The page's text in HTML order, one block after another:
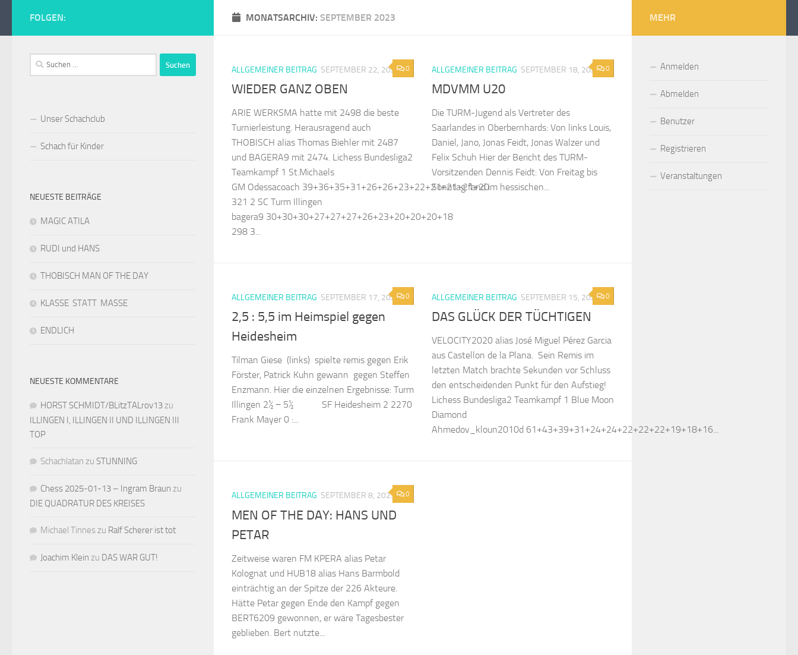
Zum Inhalt springen
Schachclub Turm Illingen
MONATSARCHIV: SEPTEMBER 2023
0
ALLGEMEINER BEITRAG SEPTEMBER 22, 2023
WIEDER GANZ OBEN
ARIE WERKSMA hatte mit 2498 die beste
Turnierleistung. Herausragend auch
THOBISCH alias Thomas Biehler mit 2487
und BAGERA9 mit 2474. Lichess Bundesliga2
Teamkampf 1 St.Michaels
GM Odessacoach 39+36+35+31+26+26+23+22+21+21+21+20
321 2 SC Turm Illingen
bagera9 30+30+30+27+27+27+26+23+20+20+20+18
298 3...
0
ALLGEMEINER BEITRAG SEPTEMBER 18, 2023
MDVMM U20
Die TURM-Jugend als Vertreter des
Saarlandes in Oberbernhards: Von links Louis,
Daniel, Jano, Jonas Feidt, Jonas Walzer und
Felix Schuh Hier der Bericht des TURM-
Vorsitzenden Dennis Feidt: Von Freitag bis
Sonntag fand im hessischen...
0
ALLGEMEINER BEITRAG SEPTEMBER 17, 2023
2,5 : 5,5 im Heimspiel gegen
Heidesheim
Tilman Giese (links) spielte remis gegen Erik
Förster, Patrick Kuhn gewann gegen Steffen
Enzmann. Hier die einzelnen Ergebnisse: Turm
Illingen 2½ − 5½ SF Heidesheim 2 2270
Frank Mayer 0 :...
0
ALLGEMEINER BEITRAG SEPTEMBER 15, 2023
DAS GLÜCK DER TÜCHTIGEN
VELOCITY2020 alias José Miguel Pérez Garcia
aus Castellon de la Plana. Sein Remis im
letzten Match brachte Sekunden vor Schluss
den entscheidenden Punkt für den Aufstieg!
Lichess Bundesliga2 Teamkampf 1 Blue Moon
Diamond
Ahmedov_kloun2010d 61+43+39+31+24+24+22+22+22+19+18+16...
0
ALLGEMEINER BEITRAG SEPTEMBER 8, 2023
MEN OF THE DAY: HANS UND
PETAR
Zeitweise waren FM KPERA alias Petar
Kolognat und HUB18 alias Hans Barmbold
einträchtig an der Spitze der 226 Akteure.
Hätte Petar gegen Ende den Kampf gegen
BERT6209 gewonnen, er wäre Tagesbester
geblieben. Bert nutzte...
FOLGEN:
Suchen
nach:
Unser Schachclub
Schach für Kinder
NEUESTE BEITRÄGE
MAGIC ATILA
RUDI und HANS
THOBISCH MAN OF THE DAY
KLASSE STATT MASSE
ENDLICH
NEUESTE KOMMENTARE
HORST SCHMIDT/BLitzTALrov13zu
ILLINGEN I, ILLINGEN II UND ILLINGEN III
TOP
Schachlatan zu STUNNING
Chess 2025-01-13 – Ingram Braun zu
DIE QUADRATUR DES KREISES
Michael Tinnes zu Ralf Scherer ist tot
Joachim Klein zu DAS WAR GUT!
MEHR
Anmelden
Abmelden
Benutzer
Registrieren
Veranstaltungen